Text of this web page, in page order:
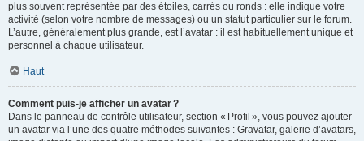
plus souvent représentée par des étoiles, carrés ou ronds : elle indique votre
activité (selon votre nombre de messages) ou un statut particulier sur le forum.
L’autre, généralement plus grande, est l’avatar : il est habituellement unique et
personnel à chaque utilisateur.
Haut
Comment puis-je afficher un avatar ?
Dans le panneau de contrôle utilisateur, section « Profil », vous pouvez ajouter
un avatar via l’une des quatre méthodes suivantes : Gravatar, galerie d’avatars,